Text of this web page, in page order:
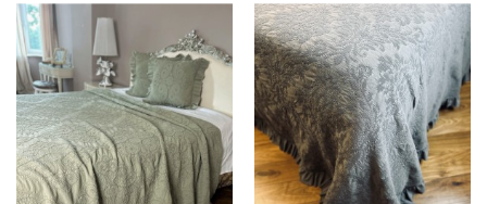
ПОЛИЭСТЕР
ХЛОПОК
ДЕТСКАЯ
ВАННАЯ
ИЗДЕЛИЯ